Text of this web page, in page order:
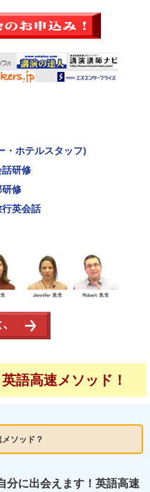
・ホテルスタッフ)
研修
修
英会話
語高速メソッド！
ソッド？
分に出会えます！英語高速